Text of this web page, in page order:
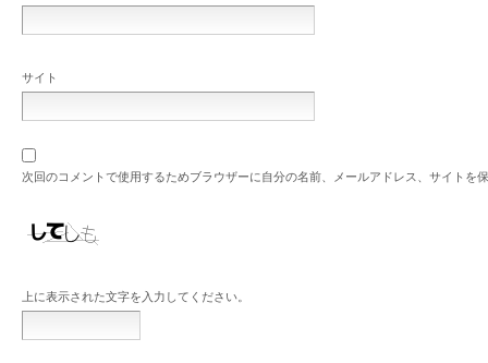
サイト
次回のコメントで使用するためブラウザーに自分の名前、メールアドレス、サイトを
上に表示された文字を入力してください。